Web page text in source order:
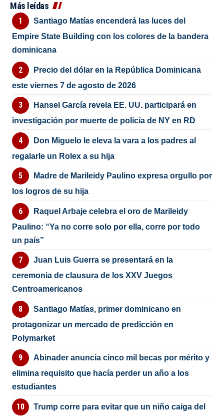
Más leídas
Santiago Matías encenderá las luces del
Empire State Building con los colores de la bandera
dominicana
Precio del dólar en la República Dominicana
este viernes 7 de agosto de 2026
Hansel García revela EE. UU. participará en
investigación por muerte de policía de NY en RD
Don Miguelo le eleva la vara a los padres al
regalarle un Rolex a su hija
Madre de Marileidy Paulino expresa orgullo por
los logros de su hija
Raquel Arbaje celebra el oro de Marileidy
Paulino: “Ya no corre solo por ella, corre por todo
un país”
Juan Luis Guerra se presentará en la
ceremonia de clausura de los XXV Juegos
Centroamericanos
Santiago Matías, primer dominicano en
protagonizar un mercado de predicción en
Polymarket
Abinader anuncia cinco mil becas por mérito y
elimina requisito que hacía perder un año a los
estudiantes
Trump corre para evitar que un niño caiga del